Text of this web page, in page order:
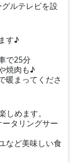
ルテレビを設
す♪
で25分
焼肉も♪
暖まってくださ
めます。
タリングサー
など美味しい食